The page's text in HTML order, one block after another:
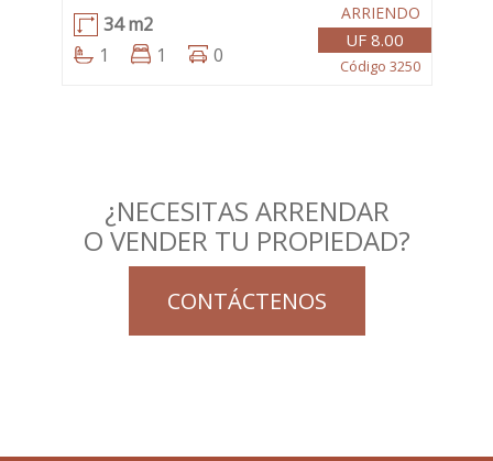
34 m2
1
1 0
ARRIENDO
UF 8.00
Código 3250
¿NECESITAS ARRENDAR
O VENDER TU PROPIEDAD?
CONTÁCTENOS